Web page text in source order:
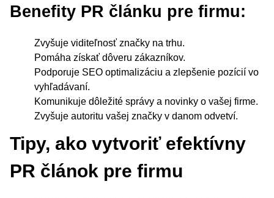
Benefity PR článku pre firmu:
Zvyšuje viditeľnosť značky na trhu.
Pomáha získať dôveru zákazníkov.
Podporuje SEO optimalizáciu a zlepšenie pozícií vo
vyhľadávaní.
Komunikuje dôležité správy a novinky o vašej firme.
Zvyšuje autoritu vašej značky v danom odvetví.
Tipy, ako vytvoriť efektívny
PR článok pre firmu